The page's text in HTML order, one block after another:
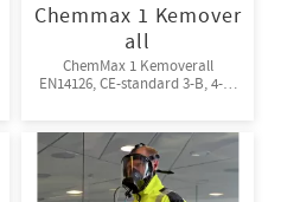
Chemmax 1 Kemover
all
ChemMax 1 Kemoverall
EN14126, CE-standard 3-B, 4-B,
giftiga kemikalier. 10st/kart